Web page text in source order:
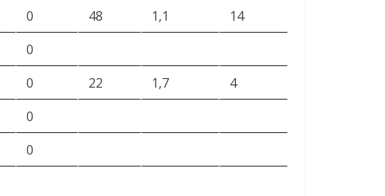
0 48 1,1
14
0
0 22 1,7
4
0
0